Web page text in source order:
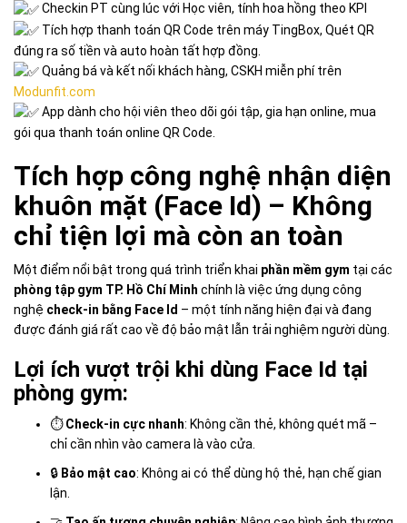
Checkin PT cùng lúc với Học viên, tính hoa hồng theo KPI
Tích hợp thanh toán QR Code trên máy TingBox, Quét QR
đúng ra số tiền và auto hoàn tất hợp đồng.
Quảng bá và kết nối khách hàng, CSKH miễn phí trên
Modunfit.com
App dành cho hội viên theo dõi gói tập, gia hạn online, mua
gói qua thanh toán online QR Code.
Tích hợp công nghệ nhận diện
khuôn mặt (Face Id) – Không
chỉ tiện lợi mà còn an toàn
Một điểm nổi bật trong quá trình triển khai phần mềm gym tại các
phòng tập gym TP. Hồ Chí Minh chính là việc ứng dụng công
nghệ check-in bằng Face Id – một tính năng hiện đại và đang
được đánh giá rất cao về độ bảo mật lẫn trải nghiệm người dùng.
Lợi ích vượt trội khi dùng Face Id tại
phòng gym:
⏱Check-in cực nhanh: Không cần thẻ, không quét mã –
chỉ cần nhìn vào camera là vào cửa.
🔒 Bảo mật cao: Không ai có thể dùng hộ thẻ, hạn chế gian
lận.